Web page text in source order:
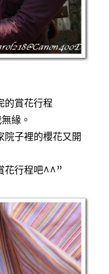
的賞花行程
緣。
院子裡的櫻花又開
花行程吧^^”